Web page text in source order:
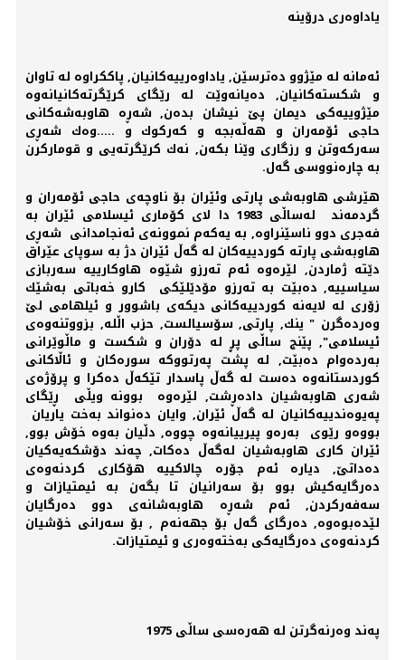
یاداوەری درۆینە
ئەمانە لە مێژوو دەترسێن, یاداوەرییەكانیان, پاككراوە لە تاوان
و شكستەكانیان, دەیانەوێت لە رێگای كرێگرتەكانیانەوە
مێژوییەكی دیمان پێ نیشان بدەن, شەڕە هاوبەشەكانی
حاجی ئۆمەران و هەڵەبجە و كەركوك و .....وەك شەڕی
سەركەوتن و رزگاری وێنا بكەن, نەك كرێگرتەیی و قوماركرن
بە چارەنووسی گەل.
هێرشی هاوبەشی پارتی وئێران بۆ ناوچەی حاجی ئۆمەران و
گردمەند لەساڵی 1983 دا لای كۆماری ئیسلامی ئێران بە
فەجری دوو ناسێنراوە, بە یەكەم نموونەی ئەنجامدانی شەڕی
هاوبەشی پارتە كوردییەكان لە گەڵ ئێران دژ بە سوپای عێراق
دێتە ژماردن, لێرەوە ئەم تەرزو شێوە هاوكارییە سەربازی
سیاسییە, دەبێت بە تەرزو مۆدێلێكی كارو خەباتی بەشێك
زۆری لە لایەنە كوردییەكانی دیكەی باشوور و ئیلهامی لێ
وەردەگرن " ینك, پارتی, سۆسیالست, حزب اڵلە, بزووتنەوەی
ئیسلامی", پێنج ساڵی پڕِ لە دۆران و شكست و ماڵوێرانی
بەردەوام دەبێت, لە پشت پەرتووكە سورەكان و ئاڵاكانی
كوردستانەوە دەست لە گەڵ پاسدار تێكەڵ دەكرا و پرۆژەی
شەری هاوبەشیان دادەڕشت, لێرەوە بوونە ویڵی ڕێگای
پەیوەندییەكانیان لە گەڵ ئێران, وایان دەنواند بەخت یاریان
بووەو رێوی بەرەو پیرییانەوە چووە, دڵیان بەوە خۆش بوو,
ئێران كاری هاوبەشیان لەگەڵ دەكات, چەند دۆشكەیەكیان
دەداتێ, دیارە ئەم جۆرە چالاكییە هۆكاری كردنەوەی
دەرگایەكیش بوو بۆ سەرانیان تا بگەن بە ئیمتیازات و
سەفەركردن, ئەم شەڕە هاوبەشانەی دوو دەرگایان
لێدەبوەوە, دەرگای گەل بۆ جهەنەم , بۆ سەرانی خۆشیان
كردنەوەی دەرگایەكی بەختەوەری و ئیمتیازات.
پەند وەرنەگرتن لە هەرەسی ساڵی 1975